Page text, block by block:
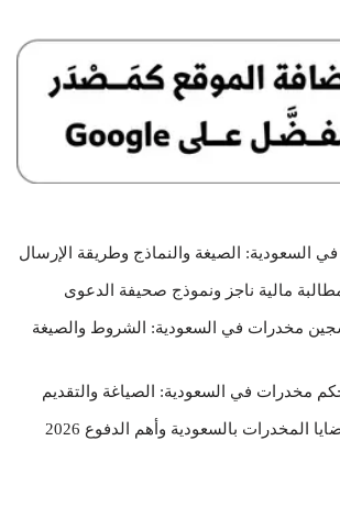
السعودية: الصيغة والنماذج وطريقة الإرسال
مالية ناجز ونموذج صحيفة الدعوى
مخدرات في السعودية: الشروط والصيغة
مخدرات في السعودية: الصياغة والتقديم
المخدرات بالسعودية وأهم الدفوع 2026